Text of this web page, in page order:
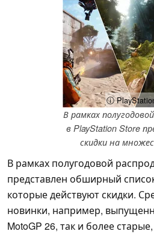
ⓘ
В рамках
в PlayStation Store
скидки на
В рамках полугодовой
представлен обширный
которые действуют скидки.
новинки, например,
MotoGP 26, так и более